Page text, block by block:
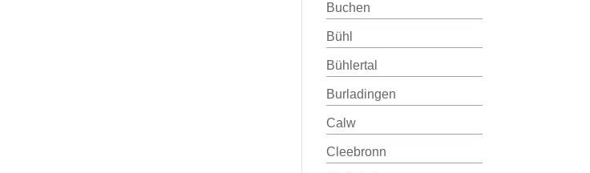
Buchen
Bühl
Bühlertal
Burladingen
Calw
Cleebronn